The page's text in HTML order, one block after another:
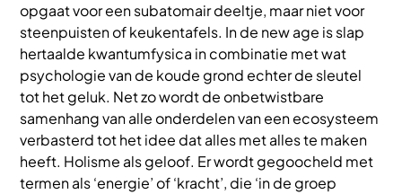
opgaat voor een subatomair deeltje, maar niet voor
steenpuisten of keukentafels. In de new age is slap
hertaalde kwantumfysica in combinatie met wat
psychologie van de koude grond echter de sleutel
tot het geluk. Net zo wordt de onbetwistbare
samenhang van alle onderdelen van een ecosysteem
verbasterd tot het idee dat alles met alles te maken
heeft. Holisme als geloof. Er wordt gegoocheld met
termen als ‘energie’ of ‘kracht’, die ‘in de groep